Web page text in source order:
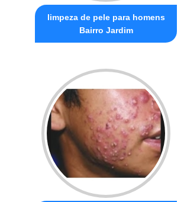
limpeza de pele para homens
Bairro Jardim